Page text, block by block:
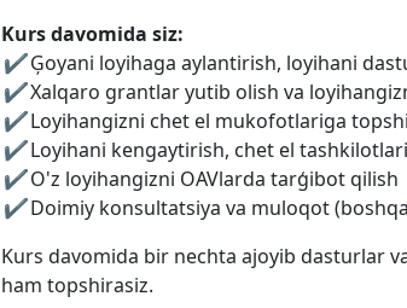
Kurs davomida siz:
✔️Ģoyani loyihaga aylantirish, loyihani
✔️Xalqaro grantlar yutib olish va
✔️Loyihangizni chet el mukofotlariga
✔️Loyihani kengaytirish, chet el
✔️O'z loyihangizni OAVlarda tarģibot qilish
✔️Doimiy konsultatsiya va muloqot
Kurs davomida bir nechta ajoyib dasturlar
ham topshirasiz.